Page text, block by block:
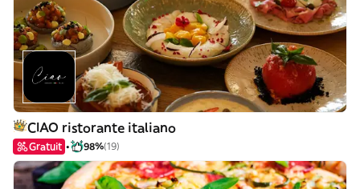
CIAO ristorante italiano
Gratuit 98%(19)